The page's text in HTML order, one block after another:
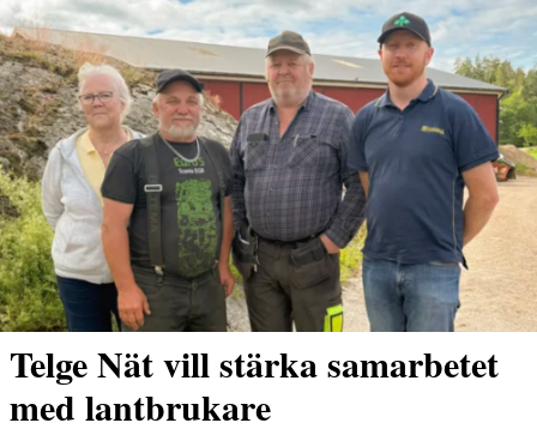
Telge Nät vill stärka samarbetet
med lantbrukare